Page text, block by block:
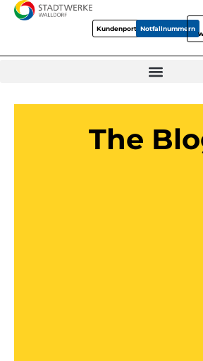
KundenportalNotfallnummern
The